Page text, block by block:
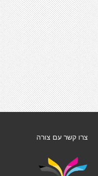
צרו קשר עם צורה